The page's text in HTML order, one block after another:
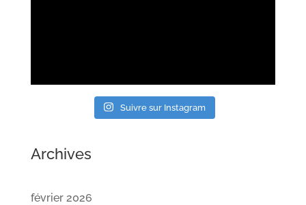
Suivre sur Instagram
Archives
février 2026